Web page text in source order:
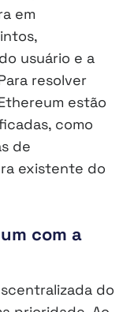
em
usuário e a
resolver
estão
como
de
existente do
com a
do